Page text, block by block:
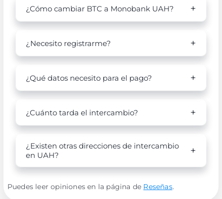
¿Cómo cambiar BTC a Monobank UAH?
¿Necesito registrarme?
¿Qué datos necesito para el pago?
¿Cuánto tarda el intercambio?
¿Existen otras direcciones de intercambio
en UAH?
Puedes leer opiniones en la página de Reseñas.